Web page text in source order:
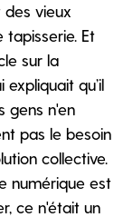
des vieux
tapisserie. Et
sur la
qu’il
gens n'en
pas le besoin
collective.
numérique est
ce n'était un